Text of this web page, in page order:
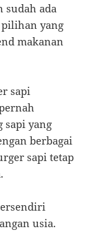
sudah ada
pilihan yang
makanan
sapi
sapi yang
berbagai
sapi tetap
usia.